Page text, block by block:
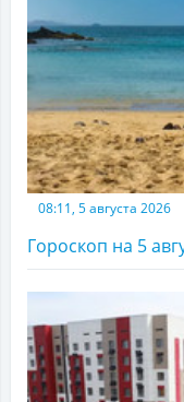
08:11, 5 августа 2026
Гороскоп на 5